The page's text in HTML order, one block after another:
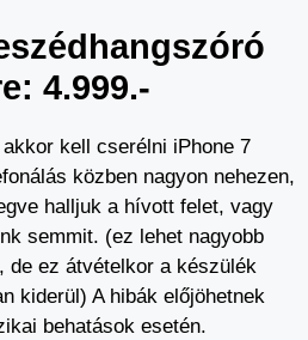
4.999.-
kell cserélni iPhone 7
közben nagyon nehezen,
halljuk a hívott felet, vagy
semmit. (ez lehet nagyobb
de ez átvételkor a készülék
kiderül) A hibák előjöhetnek
behatások esetén.